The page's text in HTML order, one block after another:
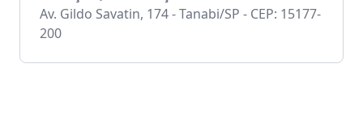
Av. Gildo Savatin, 174 - Tanabi/SP - CEP: 15177-
200